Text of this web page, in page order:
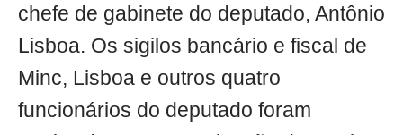
chefe de gabinete do deputado, Antônio
Lisboa. Os sigilos bancário e fiscal de
Minc, Lisboa e outros quatro
funcionários do deputado foram